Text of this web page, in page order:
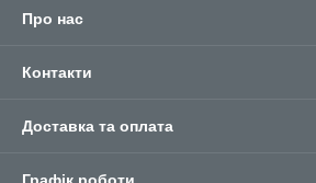
Про нас
Контакти
Доставка та оплата